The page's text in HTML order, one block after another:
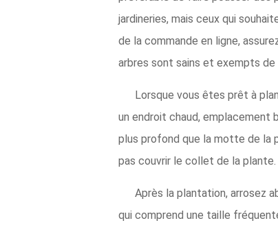
jardineries, mais ceux qui
de la commande en ligne,
arbres sont sains et exempts de
Lorsque vous êtes prêt à
un endroit chaud, emplacement
plus profond que la motte de la
pas couvrir le collet de la plante.
Après la plantation, arrosez
qui comprend une taille